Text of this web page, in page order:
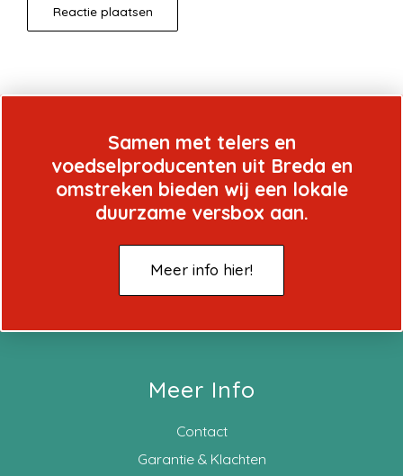
Samen met telers en
voedselproducenten uit Breda en
omstreken bieden wij een lokale
duurzame versbox aan.
Meer info hier!
Meer Info
Contact
Garantie & Klachten